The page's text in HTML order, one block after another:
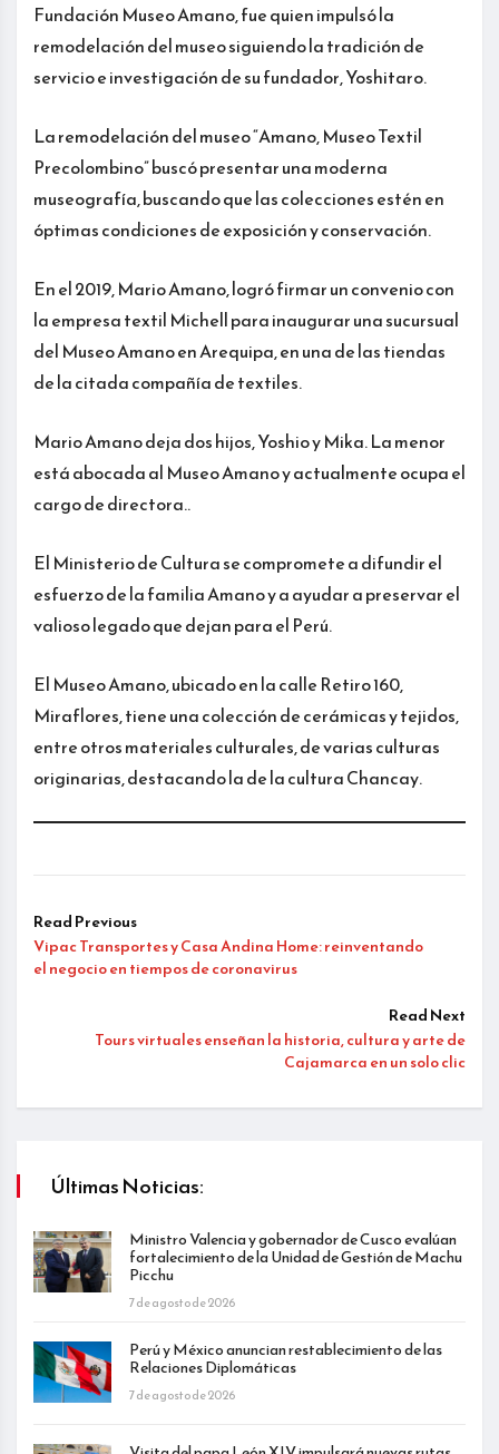
Fundación Museo Amano, fue quien impulsó la
remodelación del museo siguiendo la tradición de
servicio e investigación de su fundador, Yoshitaro.
La remodelación del museo “Amano, Museo Textil
Precolombino” buscó presentar una moderna
museografía, buscando que las colecciones estén en
óptimas condiciones de exposición y conservación.
En el 2019, Mario Amano, logró firmar un convenio con
la empresa textil Michell para inaugurar una sucursual
del Museo Amano en Arequipa, en una de las tiendas
de la citada compañía de textiles.
Mario Amano deja dos hijos, Yoshio y Mika. La menor
está abocada al Museo Amano y actualmente ocupa el
cargo de directora..
El Ministerio de Cultura se compromete a difundir el
esfuerzo de la familia Amano y a ayudar a preservar el
valioso legado que dejan para el Perú.
El Museo Amano, ubicado en la calle Retiro 160,
Miraflores, tiene una colección de cerámicas y tejidos,
entre otros materiales culturales, de varias culturas
originarias, destacando la de la cultura Chancay.
Read Previous
Vipac Transportes y Casa Andina Home: reinventando
el negocio en tiempos de coronavirus
Read Next
Tours virtuales enseñan la historia, cultura y arte de
Cajamarca en un solo clic
Últimas Noticias:
Ministro Valencia y gobernador de Cusco evalúan
fortalecimiento de la Unidad de Gestión de Machu
Picchu
7 de agosto de 2026
Perú y México anuncian restablecimiento de las
Relaciones Diplomáticas
7 de agosto de 2026